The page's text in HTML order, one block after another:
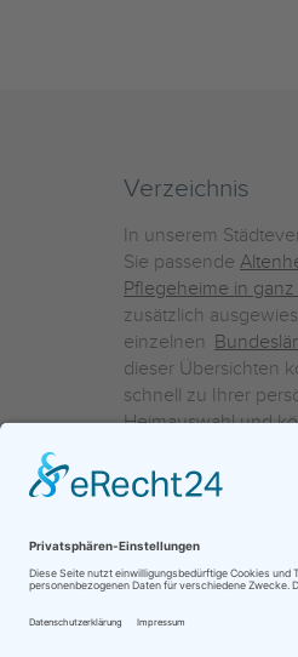
Verzeichnis
In unserem
Sie passende
Pflegeheime in
zusätzlich
einzelnen
dieser Übersichten
schnell zu Ihrer
Heimauswahl und
einzelnen Häuser
vornehmen.